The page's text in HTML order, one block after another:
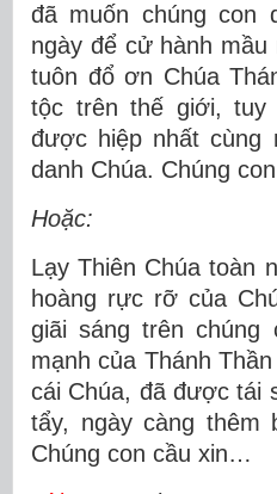
đã muốn chúng con
ngày để cử hành
tuôn đổ ơn Chúa
tộc trên thế giới, tuy
được hiệp nhất cùng
danh Chúa. Chúng
Hoặc:
Lạy Thiên Chúa toàn
hoàng rực rỡ của
giãi sáng trên
mạnh của Thánh
cái Chúa, đã được tái
tẩy, ngày càng thêm
Chúng con cầu xin…